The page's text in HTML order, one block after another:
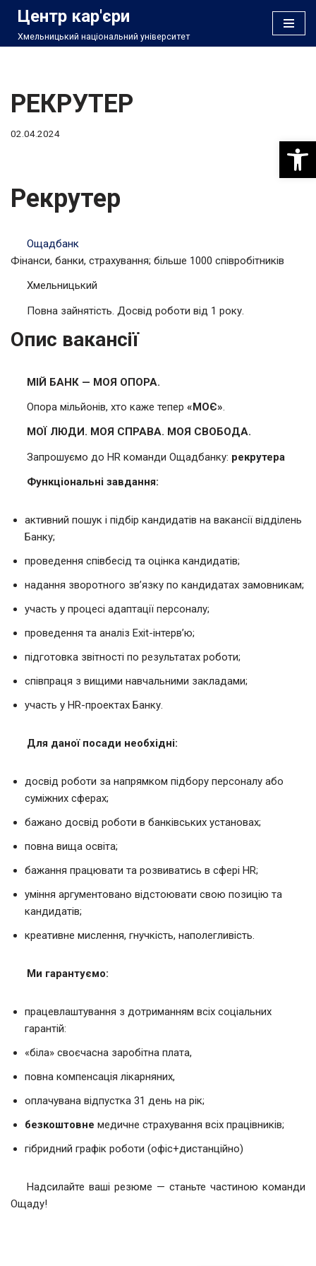
Перейти
Центр кар'єри
Хмельницький національний університет
РЕКРУТЕР
02.04.2024
Рекрутер
Ощадбанк
Фінанси, банки, страхування; більше 1000 співробітників
Хмельницький
Повна зайнятість. Досвід роботи від 1 року.
Опис вакансії
МІЙ БАНК — МОЯ ОПОРА.
Опора мільйонів, хто каже тепер «МОЄ».
МОЇ ЛЮДИ. МОЯ СПРАВА. МОЯ СВОБОДА.
Запрошуємо до HR команди Ощадбанку: рекрутера
Функціональні завдання:
активний пошук і підбір кандидатів на вакансії відділень
Банку;
проведення співбесід та оцінка кандидатів;
надання зворотного зв’язку по кандидатах замовникам;
участь у процесі адаптації персоналу;
проведення та аналіз Exit-інтерв’ю;
підготовка звітності по результатах роботи;
співпраця з вищими навчальними закладами;
участь у HR-проектах Банку.
Для даної посади необхідні:
досвід роботи за напрямком підбору персоналу або
суміжних сферах;
бажано досвід роботи в банківських установах;
повна вища освіта;
бажання працювати та розвиватись в сфері HR;
уміння аргументовано відстоювати свою позицію та
кандидатів;
креативне мислення, гнучкість, наполегливість.
Ми гарантуємо:
працевлаштування з дотриманням всіх соціальних
гарантій:
«біла» своєчасна заробітна плата,
повна компенсація лікарняних,
оплачувана відпустка 31 день на рік;
безкоштовне медичне страхування всіх працівників;
гібридний графік роботи (офіс+дистанційно)
Надсилайте ваші резюме — станьте частиною команди
Ощаду!